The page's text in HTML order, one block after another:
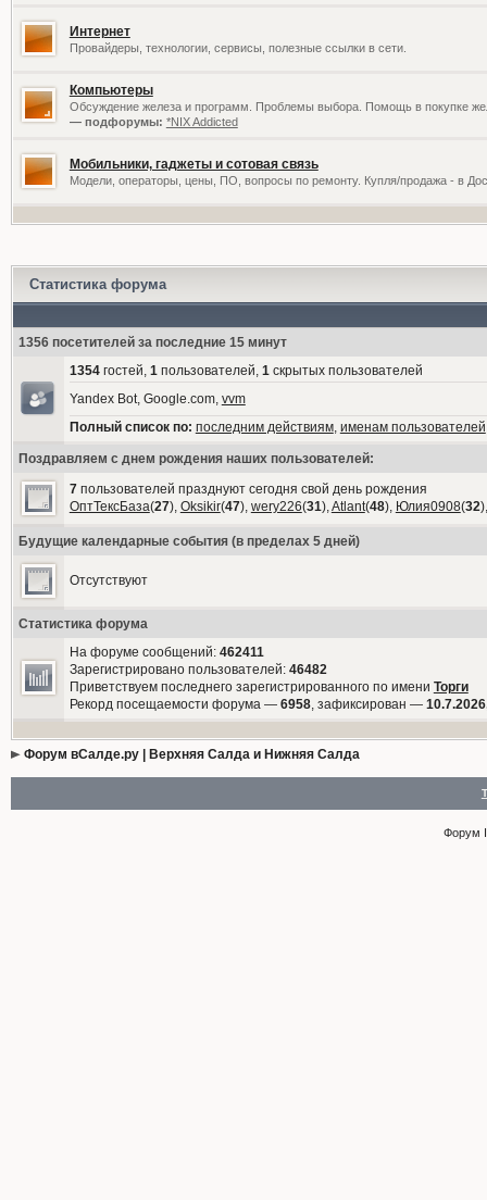
Интернет
Провайдеры, технологии, сервисы, полезные ссылки в сети.
Компьютеры
Обсуждение железа и программ. Проблемы выбора. Помощь в покупке
— подфорумы: *NIX Addicted
Мобильники, гаджеты и сотовая связь
Модели, операторы, цены, ПО, вопросы по ремонту. Купля/продажа - в
Статистика форума
1356 посетителей за последние 15 минут
1354гостей, 1пользователей, 1скрытых пользователей
Yandex Bot, Google.com, vvm
Полный список по: последним действиям, именам пользователей
Поздравляем с днем рождения наших пользователей:
7пользователей празднуют сегодня свой день рождения
ОптТексБаза(27), Oksikir(47), wery226(31),Atlant(48), Юлия0908(32
Будущие календарные события (в пределах 5 дней)
Отсутствуют
Статистика форума
На форуме сообщений: 462411
Зарегистрировано пользователей: 46482
Приветствуем последнего зарегистрированного по имени Торги
Рекорд посещаемости форума — 6958, зафиксирован —
Форум вСалде.ру | Верхняя Салда и Нижняя Салда
Форум